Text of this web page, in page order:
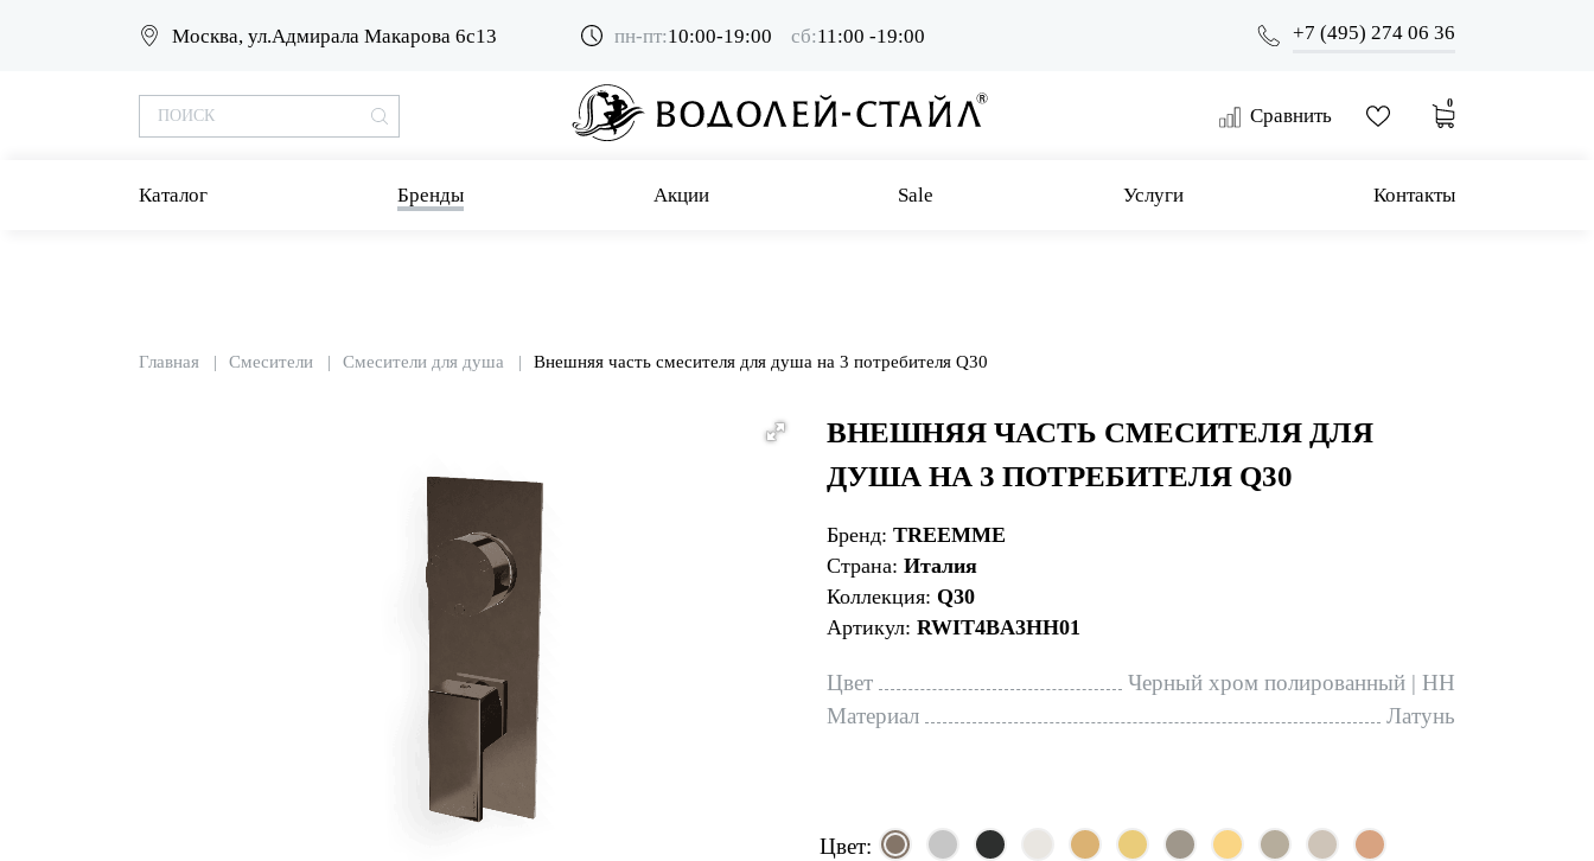
Москва, ул.Адмирала Макарова 6с13 пн-пт:10:00-19:00 сб:11:00 -19:00 +7 (495) 274 06 36
Сравнить
0
Каталог Бренды Акции Sale Услуги Контакты
Главная Смесители Смесители для душа Внешняя часть смесителя для душа на 3 потребителя Q30
ВНЕШНЯЯ ЧАСТЬ СМЕСИТЕЛЯ ДЛЯ
ДУША НА 3 ПОТРЕБИТЕЛЯ Q30
Бренд: TREEMME
Страна: Италия
Коллекция: Q30
Артикул: RWIT4BA3HH01
Цвет
Черный хром полированный | HH
Материал
Латунь
Цвет: